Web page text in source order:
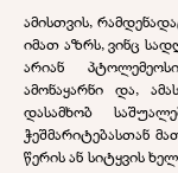
ამისთვის,
იმათ აზრს, ვინც
არიან
ამონაყარნი და,
დასამხობ
ჭეშმარიტებასთან
წერის ან სიტყვის